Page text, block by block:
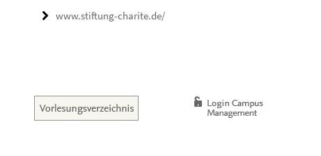
www.stiftung-charite.de/